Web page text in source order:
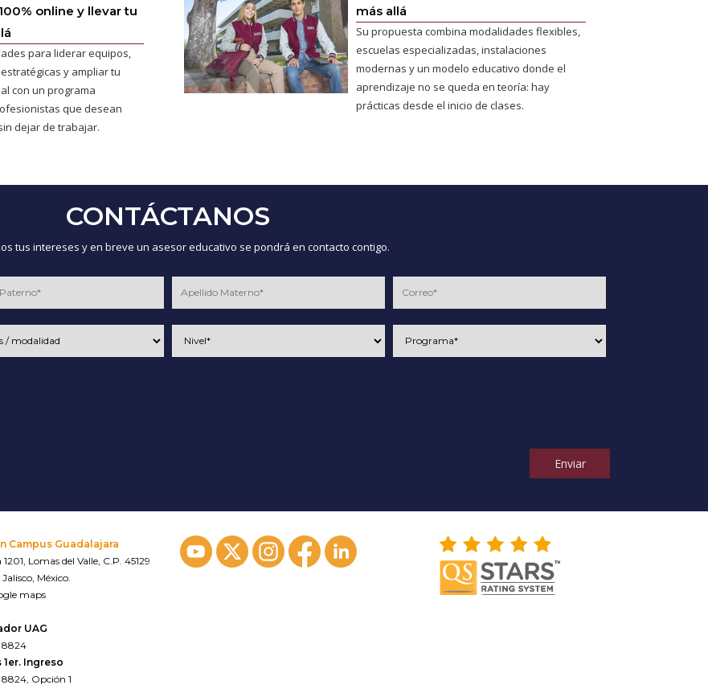
online y llevar tu
para liderar equipos,
y ampliar tu
con un programa
que desean
dejar de trabajar.
más allá
Su propuesta combina modalidades flexibles,
escuelas especializadas, instalaciones
modernas y un modelo educativo donde el
aprendizaje no se queda en teoría: hay
prácticas desde el inicio de clases.
CONTÁCTANOS
tus intereses y en breve un asesor educativo se pondrá en contacto contigo.
Enviar
Campus Guadalajara
Lomas del Valle, C.P. 45129
México.
maps
UAG
8824
Ingreso
Opción 1